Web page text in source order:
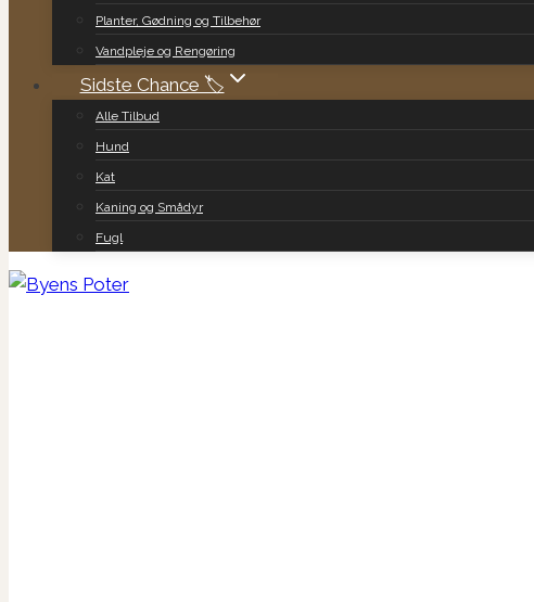
Planter, Gødning og Tilbehør
Vandpleje og Rengøring
Sidste Chance 🏷️
Alle Tilbud
Hund
Kat
Kaning og Smådyr
Fugl